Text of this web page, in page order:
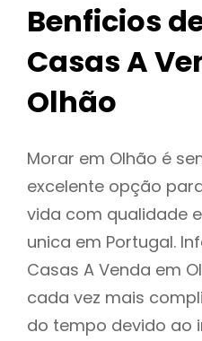
Benficios
Casas A
Olhão
Morar em Olhão é
excelente opção
vida com qualidade
unica em Portugal.
Casas A Venda em
cada vez mais
do tempo devido ao